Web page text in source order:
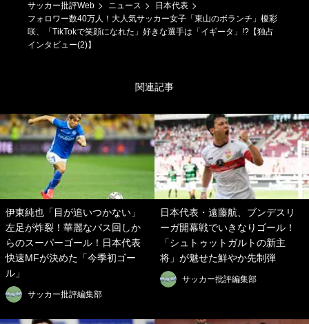
サッカー批評Web ニュース
日本代表
フォロワー数40万人！大人気サッカー女子「東山のボランチ」榎彩
咲、「TikTokで笑顔になれた」好きな選手は「イギータ」!?【独占
インタビュー(2)】
関連記事
伊東純也「目が追いつかない」
左足が炸裂！華麗なパス回しか
らのスーパーゴール！日本代表
快速MFが決めた「今季初ゴー
ル」
サッカー批評編集部
日本代表・遠藤航、ブンデスリ
ーガ開幕戦でいきなりゴール！
「シュトゥットガルトの新主
将」が魅せた鮮やか先制弾
サッカー批評編集部